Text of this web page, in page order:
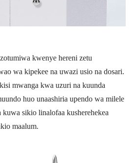
kwenye hereni zetu
wa kipekee na uwazi usio na dosari.
mwanga kwa uzuri na kuunda
huo unaashiria upendo wa milele
sikio linalofaa kusherehekea
maalum.